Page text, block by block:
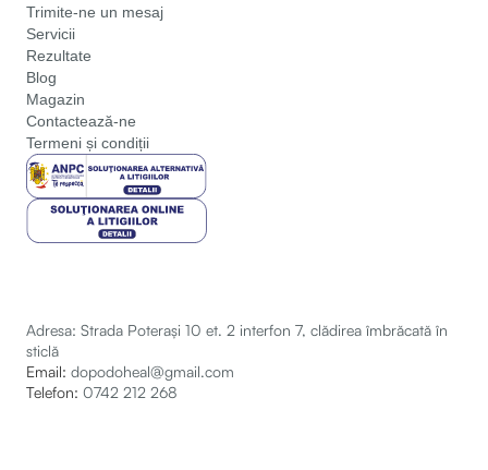
Trimite-ne un mesaj
Servicii
Rezultate
Blog
Magazin
Contactează-ne
Termeni și condiții
Adresa: Strada Poterași 10 et. 2 interfon 7, clădirea îmbrăcată în
sticlă
Email: dopodoheal@gmail.com
Telefon: 0742 212 268